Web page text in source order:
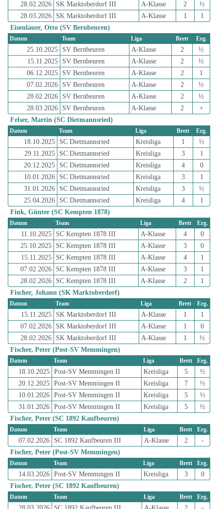
28.02.2026
SK Marktoberdorf III A-Klasse 2
½
28.03.2026
SK Marktoberdorf III A-Klasse 1
1
Eisenlauer, Otto (SV Bernbeuren)
Datum Team Liga Brett Erg.
25.10.2025 SV Bernbeuren A-Klasse 2
½
15.11.2025
SV Bernbeuren A-Klasse 2
½
06.12.2025
SV Bernbeuren A-Klasse 2
1
07.02.2026
SV Bernbeuren A-Klasse 2
½
28.02.2026
SV Bernbeuren A-Klasse 2
½
28.03.2026
SV Bernbeuren A-Klasse 2
+
Felser, Martin (SC Dietmannsried)
Datum Team Liga Brett Erg.
18.10.2025 SC Dietmannsried Kreisliga 1
½
29.11.2025
SC Dietmannsried Kreisliga 3
1
20.12.2025
SC Dietmannsried Kreisliga 4
0
10.01.2026
SC Dietmannsried Kreisliga 3
1
31.01.2026
SC Dietmannsried Kreisliga 3
½
25.04.2026
SC Dietmannsried Kreisliga 4
1
Fink, Günter (SC Kempten 1878)
Datum Team Liga Brett Erg.
11.10.2025 SC Kempten 1878 III A-Klasse 4
0
25.10.2025
SC Kempten 1878 III A-Klasse 3
0
15.11.2025
SC Kempten 1878 III A-Klasse 4
1
07.02.2026
SC Kempten 1878 III A-Klasse 3
1
28.02.2026
SC Kempten 1878 III A-Klasse 2
1
Fischer, Johann (SK Marktoberdorf)
Datum Team Liga Brett Erg.
15.11.2025 SK Marktoberdorf III A-Klasse 1
1
07.02.2026
SK Marktoberdorf III A-Klasse 1
0
28.02.2026
SK Marktoberdorf III A-Klasse 1
½
Fischer, Peter (Post-SV Memmingen)
Datum Team Liga Brett Erg.
18.10.2025 Post-SV Memmingen II Kreisliga 5
½
20.12.2025 Post-SV Memmingen II Kreisliga 7
½
10.01.2026 Post-SV Memmingen II Kreisliga 5
½
31.01.2026 Post-SV Memmingen II Kreisliga 5
½
Fischer, Peter (SC 1892 Kaufbeuren)
Datum Team Liga Brett Erg.
07.02.2026 SC 1892 Kaufbeuren III A-Klasse 2
-
Fischer, Peter (Post-SV Memmingen)
Datum Team Liga Brett Erg.
14.03.2026 Post-SV Memmingen II Kreisliga 3
0
Fischer, Peter (SC 1892 Kaufbeuren)
Datum Team Liga Brett Erg.